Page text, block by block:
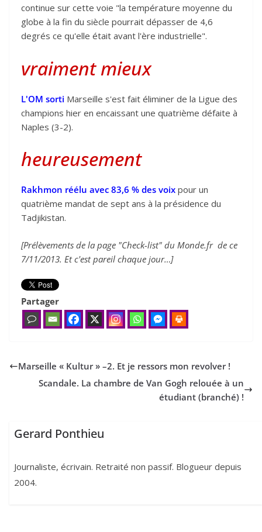
continue sur cette voie "la température moyenne du
globe à la fin du siècle pourrait dépasser de 4,6
degrés ce qu'elle était avant l'ère industrielle".
vraiment mieux
L'OM sorti Marseille s'est fait éliminer de la Ligue des
champions hier en encaissant une quatrième défaite à
Naples (3-2).
heureusement
Rakhmon réélu avec 83,6 % des voix pour un
quatrième mandat de sept ans à la présidence du
Tadjikistan.
[Prélèvements de la page "Check-list" du Monde.fr de ce
7/11/2013. Et c'est pareil chaque jour…]
Partager
Marseille « Kultur » –2. Et je ressors mon revolver !
Scandale. La chambre de Van Gogh relouée à un
étudiant (branché) !
Gerard Ponthieu
Journaliste, écrivain. Retraité non passif. Blogueur depuis
2004.